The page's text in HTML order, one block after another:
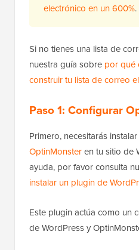
electrónico en un 600%.
Si no tienes una lista de
nuestra guía sobre por qué
construir tu lista de correo
Paso 1: Configurar
Primero, necesitarás
OptinMonsteren tu sitio de
ayuda, por favor consulta
instalar un plugin de
Este plugin actúa como un
de WordPress y